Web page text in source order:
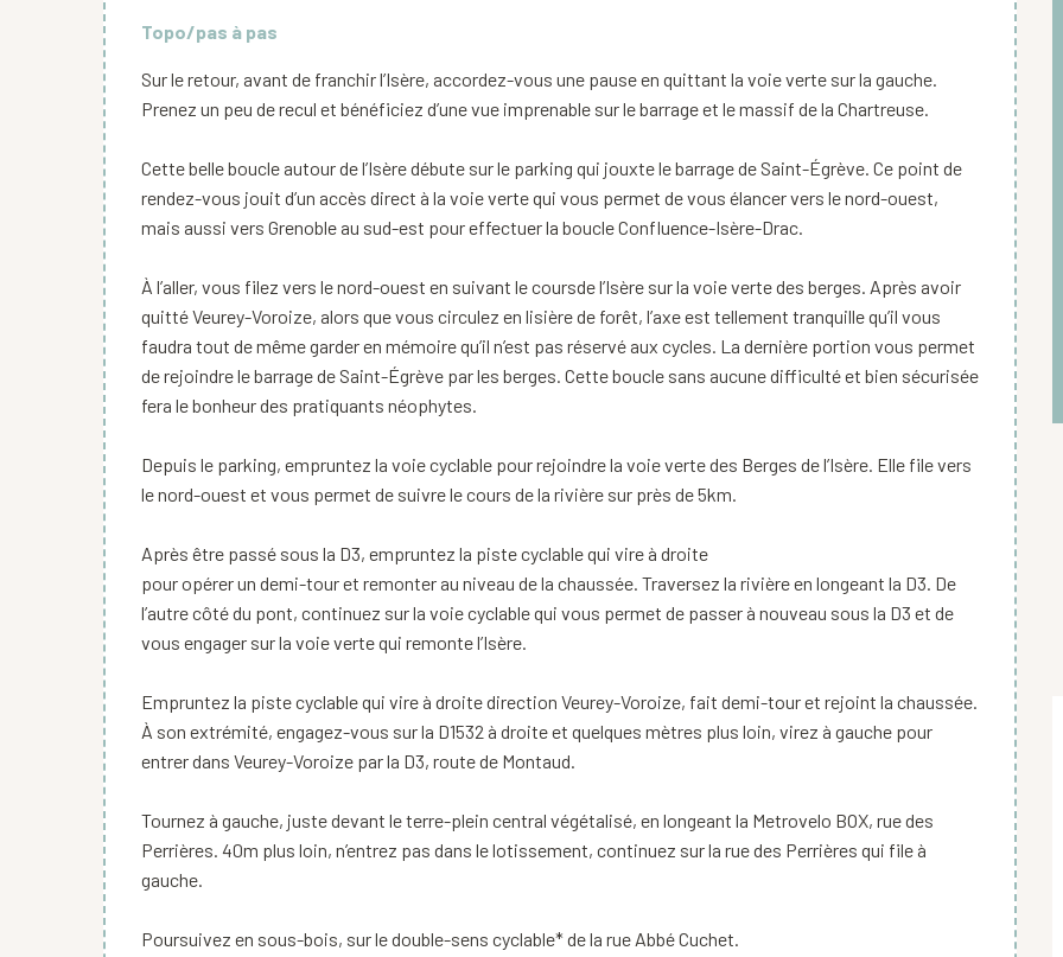
Topo/pas à pas
Sur le retour, avant de franchir l’Isère, accordez-vous une pause en quittant la voie verte sur la gauche.
Prenez un peu de recul et bénéficiez d’une vue imprenable sur le barrage et le massif de la Chartreuse.
Cette belle boucle autour de l’Isère débute sur le parking qui jouxte le barrage de Saint-Égrève. Ce point de
rendez-vous jouit d’un accès direct à la voie verte qui vous permet de vous élancer vers le nord-ouest,
mais aussi vers Grenoble au sud-est pour effectuer la boucle Confluence-Isère-Drac.
À l’aller, vous filez vers le nord-ouest en suivant le coursde l’Isère sur la voie verte des berges. Après avoir
quitté Veurey-Voroize, alors que vous circulez en lisière de forêt, l’axe est tellement tranquille qu’il vous
faudra tout de même garder en mémoire qu’il n’est pas réservé aux cycles. La dernière portion vous permet
de rejoindre le barrage de Saint-Égrève par les berges. Cette boucle sans aucune difficulté et bien sécurisée
fera le bonheur des pratiquants néophytes.
Depuis le parking, empruntez la voie cyclable pour rejoindre la voie verte des Berges de l’Isère. Elle file vers
le nord-ouest et vous permet de suivre le cours de la rivière sur près de 5km.
Après être passé sous la D3, empruntez la piste cyclable qui vire à droite
pour opérer un demi-tour et remonter au niveau de la chaussée. Traversez la rivière en longeant la D3. De
l’autre côté du pont, continuez sur la voie cyclable qui vous permet de passer à nouveau sous la D3 et de
vous engager sur la voie verte qui remonte l’Isère.
Empruntez la piste cyclable qui vire à droite direction Veurey-Voroize, fait demi-tour et rejoint la chaussée.
À son extrémité, engagez-vous sur la D1532 à droite et quelques mètres plus loin, virez à gauche pour
entrer dans Veurey-Voroize par la D3, route de Montaud.
Tournez à gauche, juste devant le terre-plein central végétalisé, en longeant la Metrovelo BOX, rue des
Perrières. 40m plus loin, n’entrez pas dans le lotissement, continuez sur la rue des Perrières qui file à
gauche.
Poursuivez en sous-bois, sur le double-sens cyclable* de la rue Abbé Cuchet.